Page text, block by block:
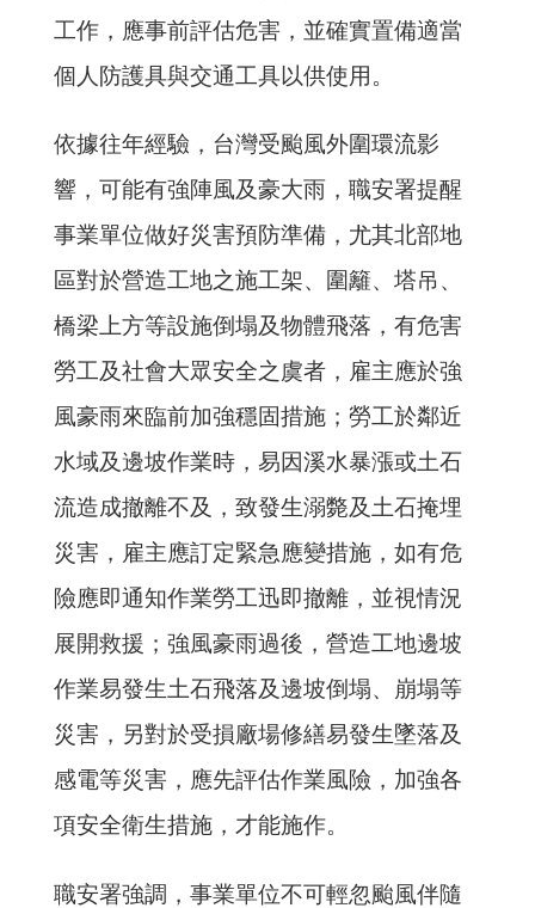
工作，應事前評估危害，並確實置備適當
個人防護具與交通工具以供使用。
依據往年經驗，台灣受颱風外圍環流影
響，可能有強陣風及豪大雨，職安署提醒
事業單位做好災害預防準備，尤其北部地
區對於營造工地之施工架、圍籬、塔吊、
橋梁上方等設施倒塌及物體飛落，有危害
勞工及社會大眾安全之虞者，雇主應於強
風豪雨來臨前加強穩固措施；勞工於鄰近
水域及邊坡作業時，易因溪水暴漲或土石
流造成撤離不及，致發生溺斃及土石掩埋
災害，雇主應訂定緊急應變措施，如有危
險應即通知作業勞工迅即撤離，並視情況
展開救援；強風豪雨過後，營造工地邊坡
作業易發生土石飛落及邊坡倒塌、崩塌等
災害，另對於受損廠場修繕易發生墜落及
感電等災害，應先評估作業風險，加強各
項安全衛生措施，才能施作。
職安署強調，事業單位不可輕忽颱風伴隨